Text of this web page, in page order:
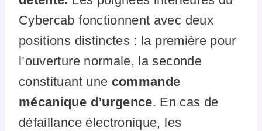
Cybercab fonctionnent avec deux
positions distinctes : la première pour
l’ouverture normale, la seconde
constituant une commande
mécanique d’urgence. En cas de
défaillance électronique, les